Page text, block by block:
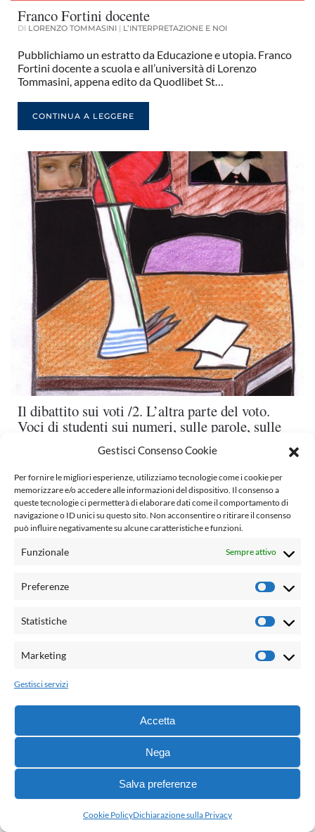
Gestisci Consenso Cookie
Per fornire le migliori esperienze, utilizziamo tecnologie come i cookie per
memorizzare e/o accedere alle informazioni del dispositivo. Il consenso a
queste tecnologie ci permetterà di elaborare dati come il comportamento di
navigazione o ID unici su questo sito. Non acconsentire o ritirare il consenso
può influire negativamente su alcune caratteristiche e funzioni.
Funzionale Sempre attivo
Preferenze
Statistiche
Marketing
Gestisci servizi
Accetta
Nega
Salva preferenze
Cookie PolicyDichiarazione sulla Privacy
Franco Fortini docente
DI LORENZO TOMMASINI | L’INTERPRETAZIONE E NOI
Pubblichiamo un estratto da Educazione e utopia. Franco
Fortini docente a scuola e all’università di Lorenzo
Tommasini, appena edito da Quodlibet St…
CONTINUA A LEGGERE
Il dibattito sui voti /2. L’altra parte del voto.
Voci di studenti sui numeri, sulle parole, sulle
STEFANO ROSSETTI|LA SCUOLA E NOI
Cercando elementi per definire la valutazione di Italiano al
termine del trimestre, in una quinta che conosco solo da
pochi mesi, ho proposto alla c…